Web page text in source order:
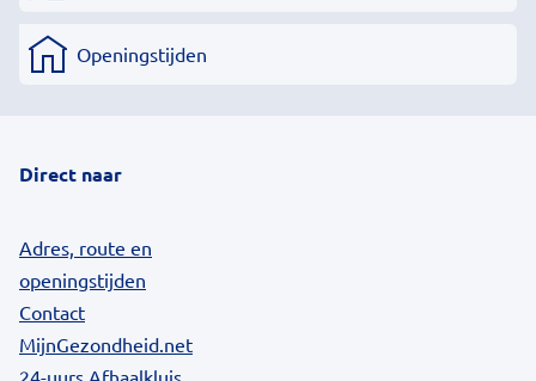
Openingstijden
Direct naar
Adres, route en
openingstijden
Contact
MijnGezondheid.net
24-uurs Afhaalkluis